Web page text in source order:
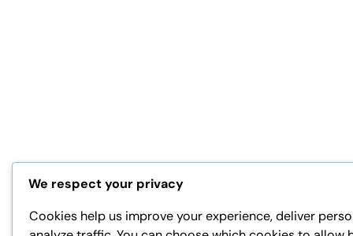
We respect your privacy
Cookies help us improve your experience, deliver